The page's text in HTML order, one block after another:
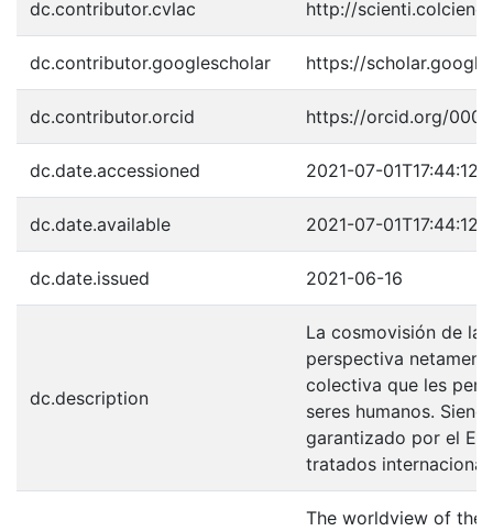
dc.contributor.cvlac http://
dc.contributor.googlescholar https://
dc.contributor.orcid https://orcid.org/
dc.date.accessioned 2021-07-01T17:44:12Z
dc.date.available 2021-07-01T17:44:12Z
dc.date.issued 2021-06-16
dc.description
La cosmovisión de la
perspectiva
colectiva que les
seres humanos.
garantizado por el
tratados
The worldview of the